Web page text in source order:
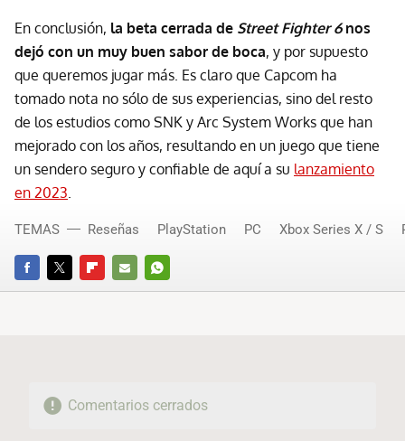
En conclusión, la beta cerrada de Street Fighter 6nos
dejó con un muy buen sabor de boca, y por supuesto
que queremos jugar más. Es claro que Capcom ha
tomado nota no sólo de sus experiencias, sino del resto
de los estudios como SNK y Arc System Works que han
mejorado con los años, resultando en un juego que tiene
un sendero seguro y confiable de aquí a su lanzamiento
en 2023.
FACEBOOKTWITTERFLIPBOARD
E-
WHATSAPP
TEMAS Reseñas PlayStation PC Xbox Series X / S
Comentarios cerrados